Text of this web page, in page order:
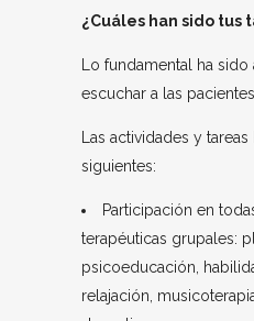
¿Cuáles han sido tus
Lo fundamental ha
escuchar a las
Las actividades y
siguientes:
Participación en
terapéuticas grupales:
psicoeducación,
relajación,